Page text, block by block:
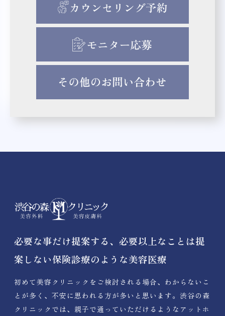
必要な事だけ提案する、必要以上なことは提
案しない保険診療のような美容医療
初めて美容クリニックをご検討される場合、わからないこ
とが多く、不安に思われる方が多いと思います。渋谷の森
クリニックでは、親子で通っていただけるようなアットホ